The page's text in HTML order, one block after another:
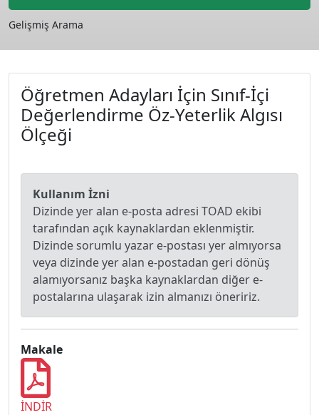
Gelişmiş Arama
Öğretmen Adayları İçin Sınıf-İçi
Değerlendirme Öz-Yeterlik Algısı
Ölçeği
Kullanım İzni
Dizinde yer alan e-posta adresi TOAD ekibi
tarafından açık kaynaklardan eklenmiştir.
Dizinde sorumlu yazar e-postası yer almıyorsa
veya dizinde yer alan e-postadan geri dönüş
alamıyorsanız başka kaynaklardan diğer e-
postalarına ulaşarak izin almanızı öneririz.
Makale
İNDİR